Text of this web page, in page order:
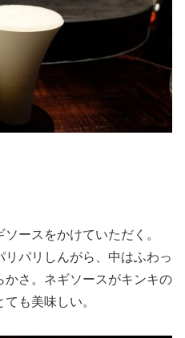
ースをかけていただく。
パリしんがら、中はふわっ
かさ。ネギソースがキンキの
も美味しい。